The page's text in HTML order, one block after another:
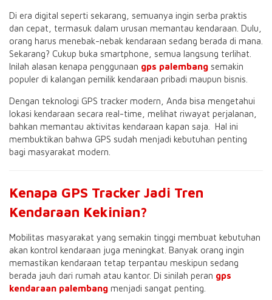
Di era digital seperti sekarang, semuanya ingin serba praktis
dan cepat, termasuk dalam urusan memantau kendaraan. Dulu,
orang harus menebak-nebak kendaraan sedang berada di mana.
Sekarang? Cukup buka smartphone, semua langsung terlihat.
Inilah alasan kenapa penggunaan gps palembang semakin
populer di kalangan pemilik kendaraan pribadi maupun bisnis.
Dengan teknologi GPS tracker modern, Anda bisa mengetahui
lokasi kendaraan secara real-time, melihat riwayat perjalanan,
bahkan memantau aktivitas kendaraan kapan saja. Hal ini
membuktikan bahwa GPS sudah menjadi kebutuhan penting
bagi masyarakat modern.
Kenapa GPS Tracker Jadi Tren
Kendaraan Kekinian?
Mobilitas masyarakat yang semakin tinggi membuat kebutuhan
akan kontrol kendaraan juga meningkat. Banyak orang ingin
memastikan kendaraan tetap terpantau meskipun sedang
berada jauh dari rumah atau kantor. Di sinilah peran gps
kendaraan palembang menjadi sangat penting.